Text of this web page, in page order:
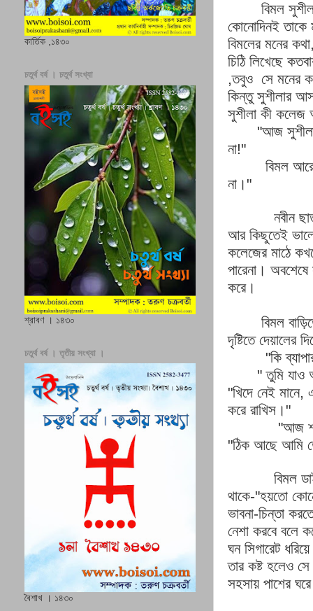
বিমল
কোনোদিনই তাকে
বিমলের মনের কথা
চিঠি লিখেছে
,তবুও সে মনের
কিন্তু সুশীলার
সুশীলা কী কলেজ
"আজ
না!"
বিমল
না। "
নবীন
আর কিছুতেই
কলেজের মাঠে
পারেনা। অবশেষে
করে।
বিমল
দৃষ্টিতে দেয়ালের
"কি
"তুমি যাও
"খিদে নেই মানে,
করে রাখিস। "
"আজ
"ঠিক আছে আমি
বিমল
থাকে-"হয়তো
ভাবনা-চিন্তা
নেশা করবে বলে
ঘন সিগারেট ধরিয়ে
তার কষ্ট হলেও সে
সহসায় পাশের ঘরে
কার্তিক ,১৪৩০
চতুর্থ বর্ষ । চতুর্থ সংখ্যা
শ্রাবণ । ১৪৩০
চতুর্থ বর্ষ । তৃতীয় সংখ্যা ।
বৈশাখ । ১৪৩০